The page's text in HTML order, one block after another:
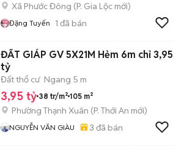
Xã Phước Đông (P. Gia Lộc mới)
Đặng Tuyến 1 đã bán
ĐẤT GIÁP GV 5X21M Hẻm 6m chỉ 3,95
tỷ
Đất thổ cư Ngang 5 m
3,95 tỷ 38 tr/m² 105 m²
Phường Thạnh Xuân (P. Thới An mới)
NGUYỄN VĂN GIÀU 3 đã bán